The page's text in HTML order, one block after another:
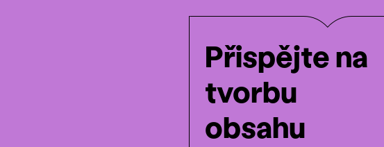
Přispějte na
tvorbu
obsahu